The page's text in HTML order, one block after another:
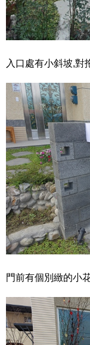
入口處有小斜坡,對
門前有個別緻的小